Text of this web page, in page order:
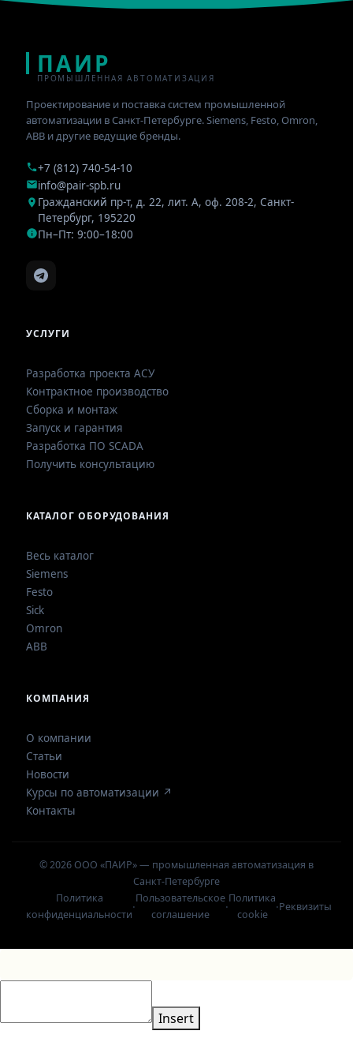
ПАИР
ПРОМЫШЛЕННАЯ АВТОМАТИЗАЦИЯ
Проектирование и поставка систем промышленной
автоматизации в Санкт-Петербурге. Siemens, Festo, Omron,
ABB и другие ведущие бренды.
+7 (812) 740-54-10
info@pair-spb.ru
Гражданский пр-т, д. 22, лит. А, оф. 208-2, Санкт-
Петербург, 195220
Пн–Пт: 9:00–18:00
УСЛУГИ
Разработка проекта АСУ
Контрактное производство
Сборка и монтаж
Запуск и гарантия
Разработка ПО SCADA
Получить консультацию
КАТАЛОГ ОБОРУДОВАНИЯ
Весь каталог
Siemens
Festo
Sick
Omron
ABB
КОМПАНИЯ
О компании
Статьи
Новости
Курсы по автоматизации ↗
Контакты
© 2026 ООО «ПАИР» — промышленная автоматизация в
Санкт-Петербурге
Политика
конфиденциальности
·
Пользовательское
соглашение
·
Политика
cookie
·Реквизиты
Insert